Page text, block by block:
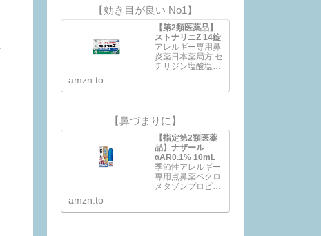
近年、花粉やハウ
スダストなどによ
るアレルギー性鼻
炎の方が増えてい
ます。電車の中や
仕事中など鼻みず
やくしゃみがとま
らないのはつら…
【効き目が良い No1】
【第2類医薬品】
ストナリニZ 14錠
アレルギー専用鼻
炎薬日本薬局方 セ
チリジン塩酸塩錠
代抗ヒスタミン剤
リジン塩酸塩を配
合 した鼻アレルギ
ー専用の内服薬で
す。●くしゃみ、
鼻水、鼻づまりな
どのアレルギー症
状を緩和します。
●…
amzn.to
【鼻づまりに】
【指定第2類医薬
品】ナザール
αAR0.1% 10mL
季節性アレルギー
専用点鼻薬ベクロ
メタゾンプロピオ
ルαAR0.1%
amzn.to